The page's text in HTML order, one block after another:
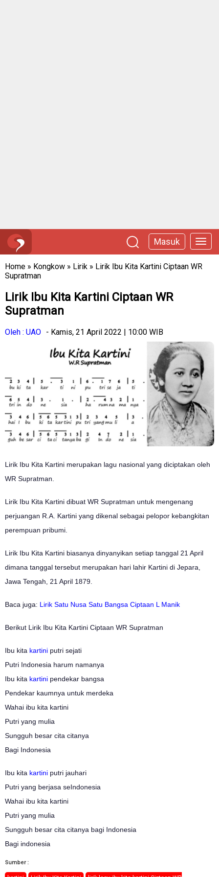
Masuk
Home » Kongkow » Lirik » Lirik Ibu Kita Kartini Ciptaan WR
Supratman
Lirik Ibu Kita Kartini Ciptaan WR
Supratman
Oleh : UAO - Kamis, 21 April 2022 | 10:00 WIB
Lirik Ibu Kita Kartini merupakan lagu nasional yang diciptakan oleh
WR Supratman.
Lirik Ibu Kita Kartini dibuat WR Supratman untuk mengenang
perjuangan R.A. Kartini yang dikenal sebagai pelopor kebangkitan
perempuan pribumi.
Lirik Ibu Kita Kartini biasanya dinyanyikan setiap tanggal 21 April
dimana tanggal tersebut merupakan hari lahir Kartini di Jepara,
Jawa Tengah, 21 April 1879.
Baca juga: Lirik Satu Nusa Satu Bangsa Ciptaan L Manik
Berikut Lirik Ibu Kita Kartini Ciptaan WR Supratman
Ibu kita kartini putri sejati
Putri Indonesia harum namanya
Ibu kita kartini pendekar bangsa
Pendekar kaumnya untuk merdeka
Wahai ibu kita kartini
Putri yang mulia
Sungguh besar cita citanya
Bagi Indonesia
Ibu kita kartini putri jauhari
Putri yang berjasa seIndonesia
Wahai ibu kita kartini
Putri yang mulia
Sungguh besar cita citanya bagi Indonesia
Bagi indonesia
Sumber :